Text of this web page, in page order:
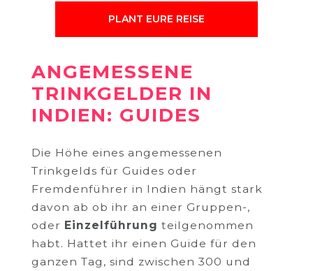
PLANT EURE REISE
ANGEMESSENE
TRINKGELDER IN
INDIEN: GUIDES
Die Höhe eines angemessenen
Trinkgelds für Guides oder
Fremdenführer in Indien hängt stark
davon ab ob ihr an einer Gruppen-,
oder Einzelführung teilgenommen
habt. Hattet ihr einen Guide für den
ganzen Tag, sind zwischen 300 und